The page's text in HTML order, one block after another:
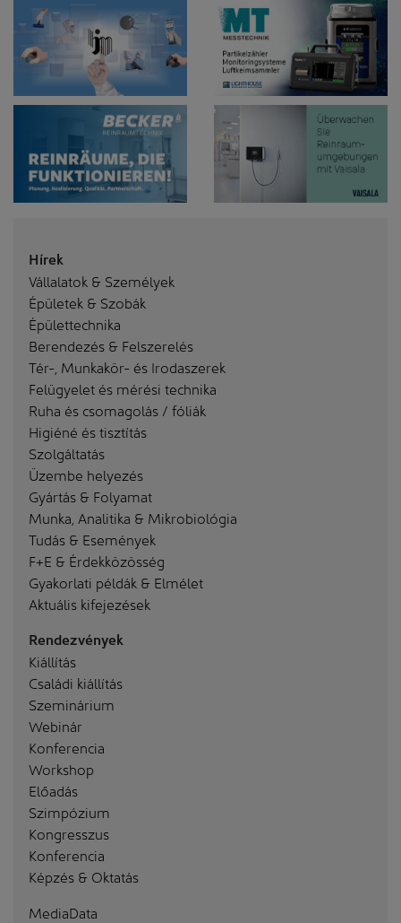
Hírek
Vállalatok & Személyek
Épületek & Szobák
Épülettechnika
Berendezés & Felszerelés
Tér-, Munkakör- és Irodaszerek
Felügyelet és mérési technika
Ruha és csomagolás / fóliák
Higiéné és tisztítás
Szolgáltatás
Üzembe helyezés
Gyártás & Folyamat
Munka, Analitika & Mikrobiológia
Tudás & Események
F+E & Érdekközösség
Gyakorlati példák & Elmélet
Aktuális kifejezések
Rendezvények
Kiállítás
Családi kiállítás
Szeminárium
Webinár
Konferencia
Workshop
Előadás
Szimpózium
Kongresszus
Konferencia
Képzés & Oktatás
MediaData